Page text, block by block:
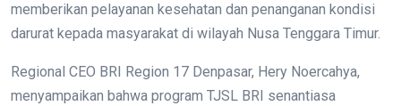
memberikan pelayanan kesehatan dan penanganan kondisi
darurat kepada masyarakat di wilayah Nusa Tenggara Timur.
Regional CEO BRI Region 17 Denpasar, Hery Noercahya,
menyampaikan bahwa program TJSL BRI senantiasa